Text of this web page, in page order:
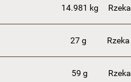
14.981 kg
27 g
59 g